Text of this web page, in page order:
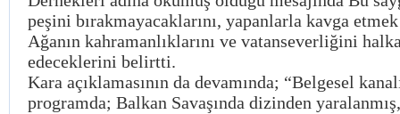
peşini bırakmayacaklarını, yapanlarla kavga
Ağanın kahramanlıklarını ve vatanseverliğini
edeceklerini belirtti.
Kara açıklamasının da devamında; “Belgesel
programda; Balkan Savaşında dizinden